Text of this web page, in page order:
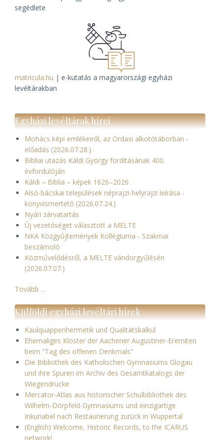
segédlete
matricula.hu | e-kutatás a magyarországi egyházi
levéltárakban
Egyházi levéltárak hírei
Mohács képi emlékeiről, az Ordasi alkotótáborban -
előadás (2026.07.28.)
Bibliai utazás Káldi György fordításának 400.
évfordulóján
Káldi – Biblia – képek 1626–2026
Alsó-bácskai települések néprajzi-helyrajzi leírása -
könyvismertető (2026.07.24.)
Nyári zárvatartás
Új vezetőséget választott a MELTE
NKA Közgyűjtemények Kollégiuma - Szakmai
beszámoló
Közművelődésről, a MELTE vándorgyűlésén
(2026.07.07.)
Tovább ...
Külföldi egyházi levéltári hírek
Kaulquappenhermetik und Qualitätskalkül
Ehemaliges Kloster der Aachener Augustiner-Eremiten
beim “Tag des offenen Denkmals”
Die Bibliothek des Katholischen Gymnasiums Glogau
und ihre Spuren im Archiv des Gesamtkatalogs der
Wiegendrucke
Mercator-Atlas aus historischer Schulbibliothek des
Wilhelm-Dörpfeld-Gymnasiums und einzigartige
Inkunabel nach Restaurierung zurück in Wuppertal
(English) Welcome, Historic Records, to the ICARUS
network!